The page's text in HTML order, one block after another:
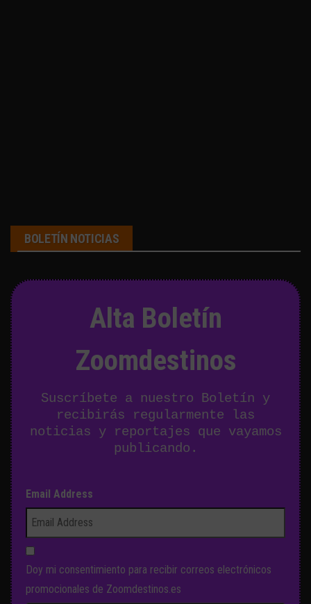
BOLETÍN NOTICIAS
Alta Boletín
Zoomdestinos
Suscríbete a nuestro Boletín y
recibirás regularmente las
noticias y reportajes que vayamos
publicando.
Email Address
Doy mi consentimiento para recibir correos electrónicos
promocionales de Zoomdestinos.es